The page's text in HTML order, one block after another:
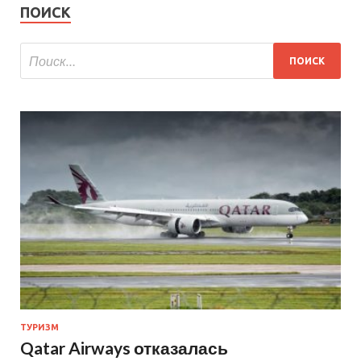
ПОИСК
ТУРИЗМ
Qatar Airways отказалась